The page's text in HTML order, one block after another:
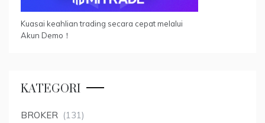
Kuasai keahlian trading secara cepat melalui
Akun Demo！
KATEGORI
BROKER (131)